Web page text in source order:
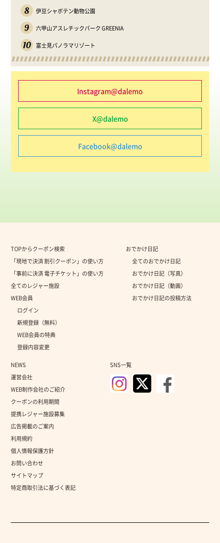
8 伊豆シャボテン動物公園
9 六甲山アスレチックパーク GREENIA
10 富士見パノラマリゾート
Instagram@dalemo
X@dalemo
Facebook@dalemo
TOPからクーポン検索
「現地で決済 割引クーポン」の使い方
「事前に決済 電子チケット」の使い方
全てのレジャー施設
WEB会員
ログイン
新規登録（無料）
WEB会員の特典
登録内容変更
おでかけ日記
全てのおでかけ日記
おでかけ日記（写真）
おでかけ日記（動画）
おでかけ日記の投稿方法
NEWS
運営会社
WEB制作会社のご紹介
クーポンの利用期間
提携レジャー施設募集
広告掲載のご案内
利用規約
個人情報保護方針
お問い合わせ
サイトマップ
特定商取引法に基づく表記
SNS一覧